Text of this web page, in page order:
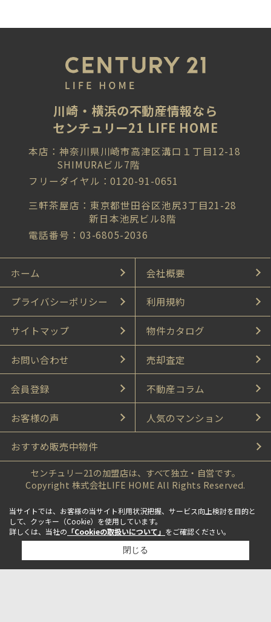
川崎・横浜の不動産情報なら
センチュリー21 LIFE HOME
本店：神奈川県川崎市高津区溝口１丁目12-18
SHIMURAビル7階
フリーダイヤル：0120-91-0651
三軒茶屋店：東京都世田谷区池尻3丁目21-28
新日本池尻ビル8階
電話番号：03-6805-2036
ホーム 会社概要
プライバシーポリシー 利用規約
サイトマップ 物件カタログ
お問い合わせ 売却査定
会員登録 不動産コラム
お客様の声 人気のマンション
おすすめ販売中物件
センチュリー21の加盟店は、すべて独立・自営です。
Copyright 株式会社LIFE HOME All Rights Reserved.
当サイトでは、お客様の当サイト利用状況把握、サービス向上検討を目的と
して、クッキー（Cookie）を使用しています。
詳しくは、当社の 「Cookieの取扱いについて」 をご確認ください。
閉じる